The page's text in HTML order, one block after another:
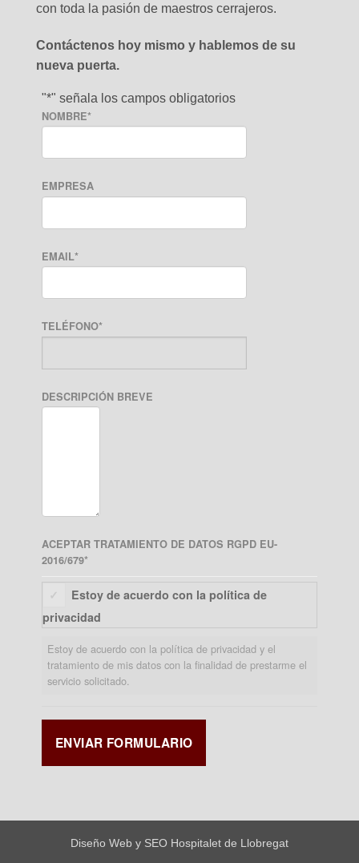
con toda la pasión de maestros cerrajeros.
Contáctenos hoy mismo y hablemos de su
nueva puerta.
"*" señala los campos obligatorios
NOMBRE*
EMPRESA
EMAIL*
TELÉFONO*
DESCRIPCIÓN BREVE
ACEPTAR TRATAMIENTO DE DATOS RGPD EU-
2016/679*
Estoy de acuerdo con la política de
privacidad
Estoy de acuerdo con la política de privacidad y el
tratamiento de mis datos con la finalidad de prestarme el
servicio solicitado.
Diseño Web y SEO Hospitalet de Llobregat